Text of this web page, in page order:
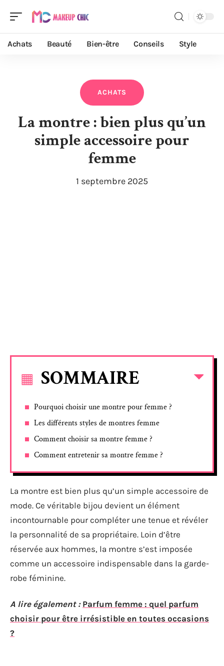
Achats Beauté Bien-être Conseils Style
ACHATS
La montre : bien plus qu’un
simple accessoire pour
femme
1 septembre 2025
SOMMAIRE
Pourquoi choisir une montre pour femme ?
Les différents styles de montres femme
Comment choisir sa montre femme ?
Comment entretenir sa montre femme ?
La montre est bien plus qu’un simple accessoire de
mode. Ce véritable bijou devient un élément
incontournable pour compléter une tenue et révéler
la personnalité de sa propriétaire. Loin d’être
réservée aux hommes, la montre s’est imposée
comme un accessoire indispensable dans la garde-
robe féminine.
A lire également : Parfum femme : quel parfum
choisir pour être irrésistible en toutes occasions
?